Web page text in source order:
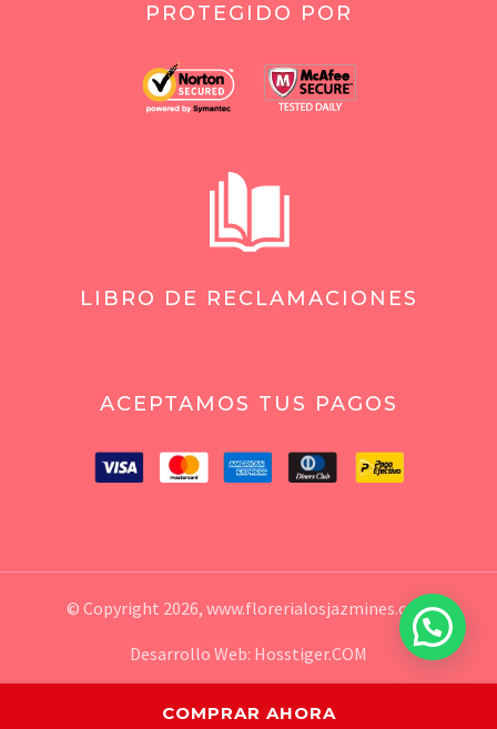
COMPRAR AHORA
PROTEGIDO POR
LIBRO DE RECLAMACIONES
ACEPTAMOS TUS PAGOS
© Copyright 2026, www.florerialosjazmines.com
Desarrollo Web: Hosstiger.COM